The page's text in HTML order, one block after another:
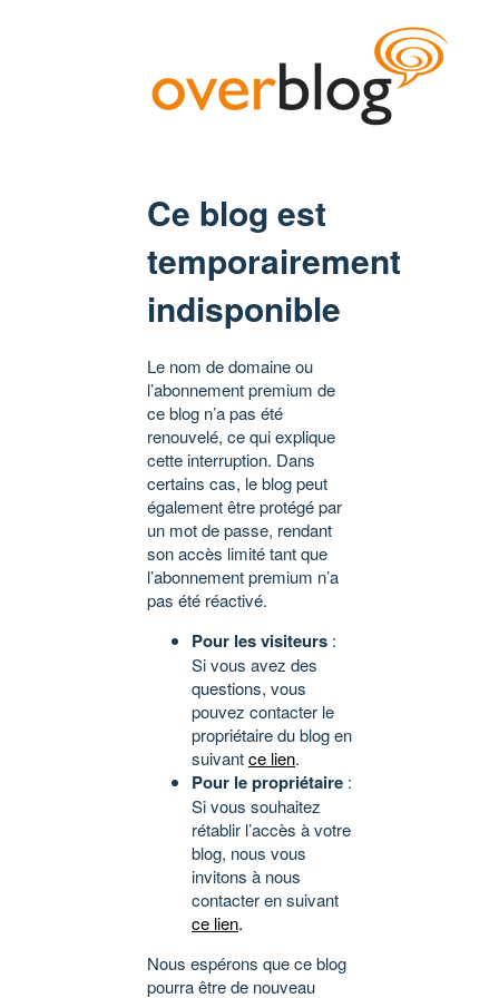
Ce blog est
temporairement
indisponible
Le nom de domaine ou
l’abonnement premium de
ce blog n’a pas été
renouvelé, ce qui explique
cette interruption. Dans
certains cas, le blog peut
également être protégé par
un mot de passe, rendant
son accès limité tant que
l’abonnement premium n’a
pas été réactivé.
Pour les visiteurs :
Si vous avez des
questions, vous
pouvez contacter le
propriétaire du blog en
suivantce lien.
Pour le propriétaire :
Si vous souhaitez
rétablir l’accès à votre
blog, nous vous
invitons à nous
contacter en suivant
ce lien.
Nous espérons que ce blog
pourra être de nouveau